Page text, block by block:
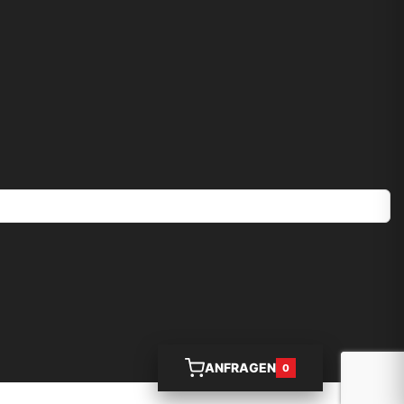
ANFRAGEN 0